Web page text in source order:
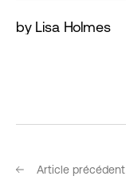
by Lisa Holmes
Article précédent